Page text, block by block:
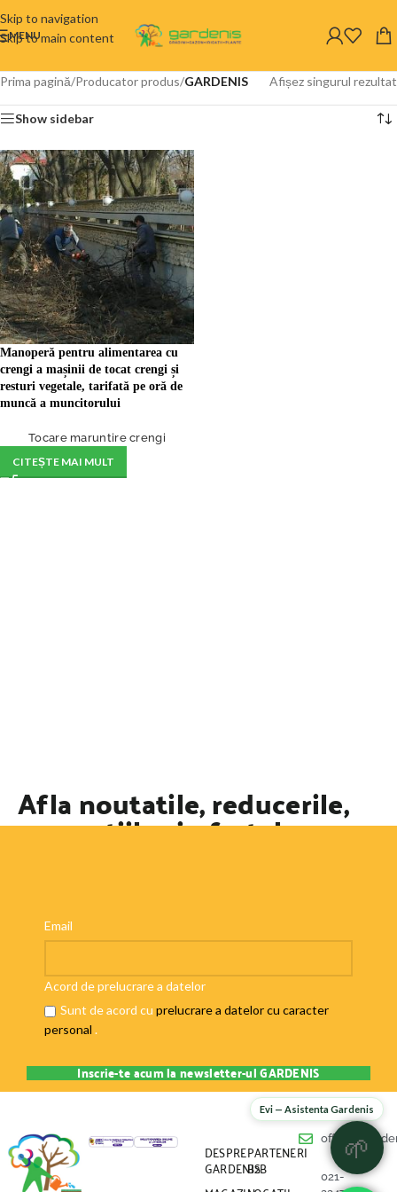
Skip to navigation
Skip to main content
MENU
Prima pagină/Producator produs/GARDENIS Afișez singurul rezultat
Show sidebar
Manoperă pentru alimentarea cu
crengi a mașinii de tocat crengi și
resturi vegetale, tarifată pe oră de
muncă a muncitorului
Tocare maruntire crengi
CITEȘTE MAI MULT
Afla noutatile, reducerile,
promotiile si ofertele
Email
Acord de prelucrare a datelor
Sunt de acord cu prelucrare a datelor cu caracter
personal .
DESPRE
GARDENIS
PARTENERI
B2B
021-
Evi — Asistenta Gardenis
🌱